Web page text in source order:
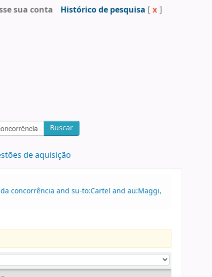
sua conta Histórico de pesquisa [ x ]
Buscar
de aquisição
concorrência and su-to:Cartel and au:Maggi,